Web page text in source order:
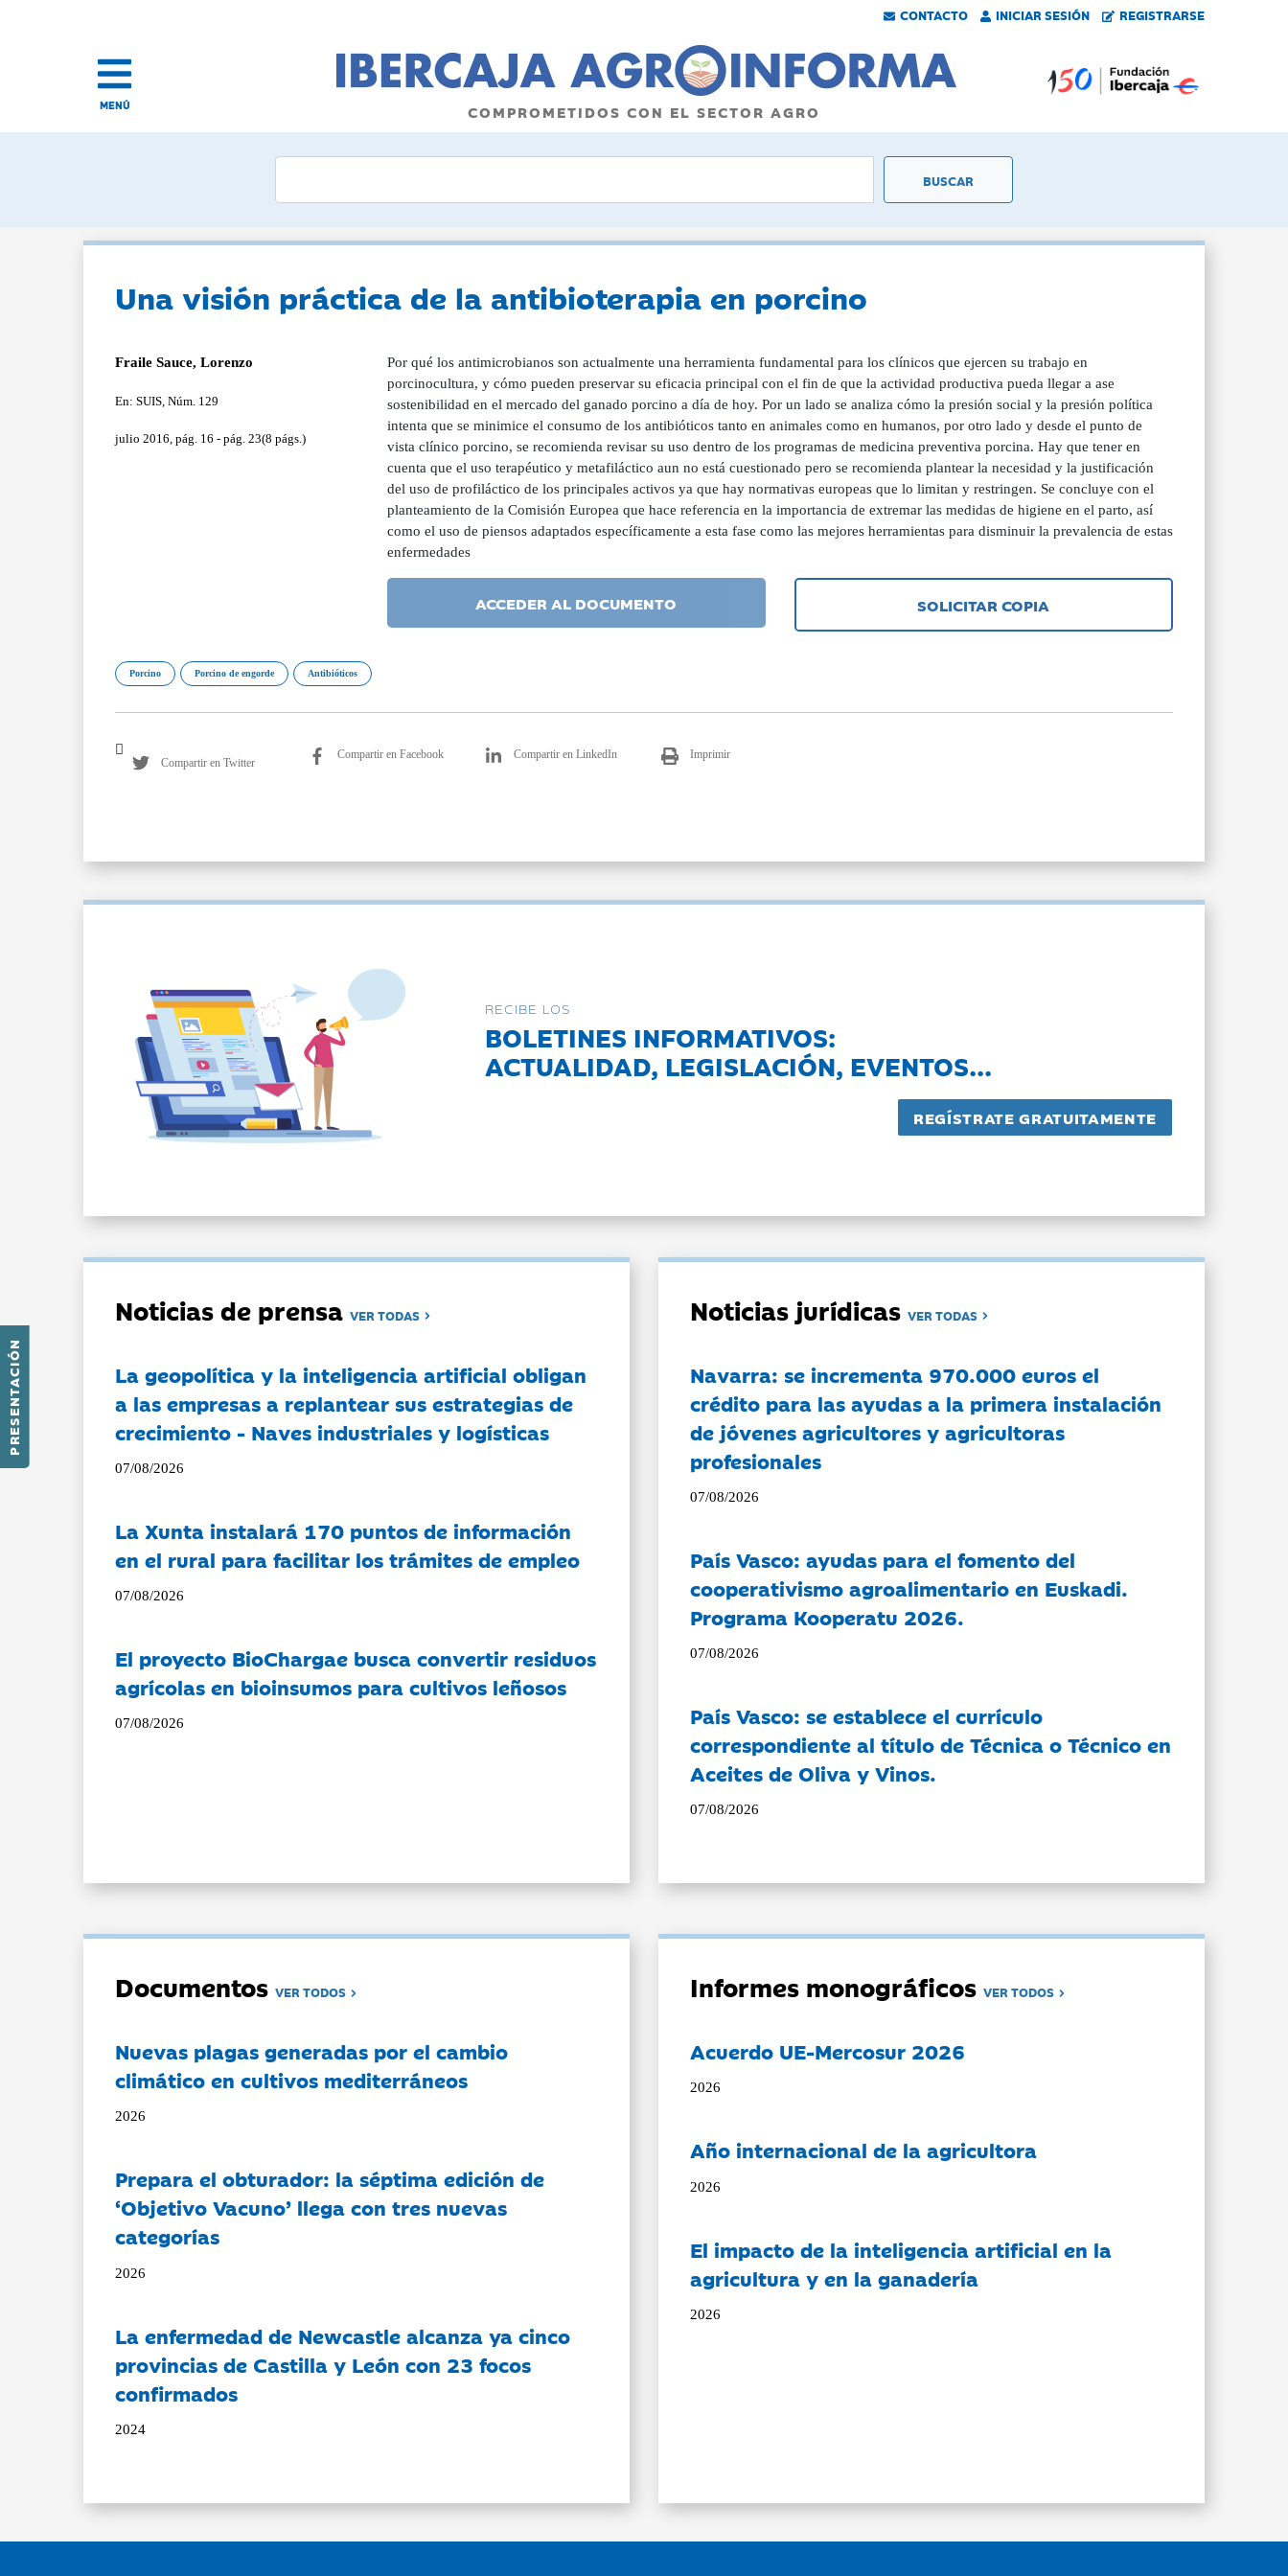
CONTACTO INICIAR SESIÓN REGISTRARSE
PRESENTACIÓN
MENÚ COMPROMETIDOS CON EL SECTOR AGRO
Una visión práctica de la antibioterapia en porcino
Fraile Sauce, Lorenzo
En: SUIS, Núm. 129
julio 2016, pág. 16 - pág. 23(8 págs.)
Por qué los antimicrobianos son actualmente una herramienta fundamental para los clínicos que ejercen su trabajo en
porcinocultura, y cómo pueden preservar su eficacia principal con el fin de que la actividad productiva pueda llegar a ase
sostenibilidad en el mercado del ganado porcino a día de hoy. Por un lado se analiza cómo la presión social y la presión política
intenta que se minimice el consumo de los antibióticos tanto en animales como en humanos, por otro lado y desde el punto de
vista clínico porcino, se recomienda revisar su uso dentro de los programas de medicina preventiva porcina. Hay que tener en
cuenta que el uso terapéutico y metafiláctico aun no está cuestionado pero se recomienda plantear la necesidad y la justificación
del uso de profiláctico de los principales activos ya que hay normativas europeas que lo limitan y restringen. Se concluye con el
planteamiento de la Comisión Europea que hace referencia en la importancia de extremar las medidas de higiene en el parto, así
como el uso de piensos adaptados específicamente a esta fase como las mejores herramientas para disminuir la prevalencia de estas
enfermedades
ACCEDER AL DOCUMENTO SOLICITAR COPIA
Porcino Porcino de engorde Antibióticos
Compartir en Twitter
Compartir en Facebook Compartir en LinkedIn Imprimir
RECIBE LOS
BOLETINES INFORMATIVOS:
ACTUALIDAD, LEGISLACIÓN, EVENTOS...
Noticias de prensaVER TODAS
La geopolítica y la inteligencia artificial obligan
a las empresas a replantear sus estrategias de
crecimiento - Naves industriales y logísticas
07/08/2026
La Xunta instalará 170 puntos de información
en el rural para facilitar los trámites de empleo
07/08/2026
El proyecto BioChargae busca convertir residuos
agrícolas en bioinsumos para cultivos leñosos
07/08/2026
Noticias jurídicasVER TODAS
Navarra: se incrementa 970.000 euros el
crédito para las ayudas a la primera instalación
de jóvenes agricultores y agricultoras
profesionales
07/08/2026
País Vasco: ayudas para el fomento del
cooperativismo agroalimentario en Euskadi.
Programa Kooperatu 2026.
07/08/2026
País Vasco: se establece el currículo
correspondiente al título de Técnica o Técnico en
Aceites de Oliva y Vinos.
07/08/2026
DocumentosVER TODOS
Nuevas plagas generadas por el cambio
climático en cultivos mediterráneos
2026
Prepara el obturador: la séptima edición de
‘Objetivo Vacuno’ llega con tres nuevas
categorías
2026
La enfermedad de Newcastle alcanza ya cinco
provincias de Castilla y León con 23 focos
confirmados
2024
Informes monográficosVER TODOS
Acuerdo UE-Mercosur 2026
2026
Año internacional de la agricultora
2026
El impacto de la inteligencia artificial en la
agricultura y en la ganadería
2026